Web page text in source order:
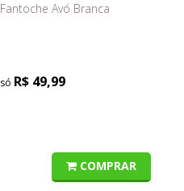
Fantoche Avó Branca
R$ 49,99
COMPRAR